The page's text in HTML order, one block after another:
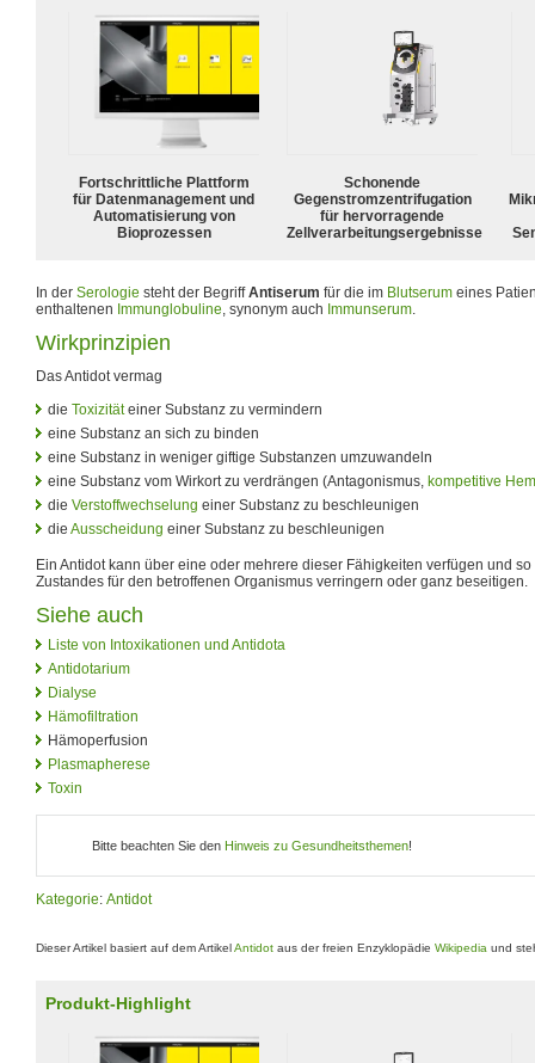
Fortschrittliche Plattform
für Datenmanagement und
Automatisierung von
Bioprozessen
Schonende
Gegenstromzentrifugation
für hervorragende
Zellverarbeitungsergebnisse
In der Serologie steht der BegriffAntiserum für die im Blutserum eines
enthaltenen Immunglobuline, synonym auch Immunserum.
Wirkprinzipien
Das Antidot vermag
die Toxizitäteiner Substanz zu vermindern
eine Substanz an sich zu binden
eine Substanz in weniger giftige Substanzen umzuwandeln
eine Substanz vom Wirkort zu verdrängen (Antagonismus, kompetitive
die Verstoffwechselung einer Substanz zu beschleunigen
die Ausscheidung einer Substanz zu beschleunigen
Ein Antidot kann über eine oder mehrere dieser Fähigkeiten verfügen und
Zustandes für den betroffenen Organismus verringern oder ganz beseitigen.
Siehe auch
Liste von Intoxikationen und Antidota
Antidotarium
Dialyse
Hämofiltration
Hämoperfusion
Plasmapherese
Toxin
Bitte beachten Sie den Hinweis zu Gesundheitsthemen!
Kategorie: Antidot
Dieser Artikel basiert auf dem ArtikelAntidot aus der freien Enzyklopädie Wikipedia und
Produkt-Highlight